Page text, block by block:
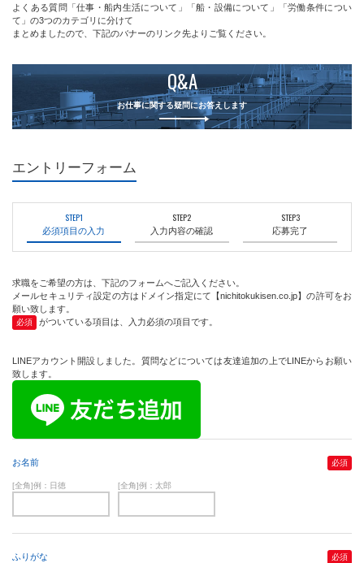
よくある質問「仕事・船内生活について」「船・設備について」「労働条件につい
て」の3つのカテゴリに分けて
まとめましたので、下記のバナーのリンク先よりご覧ください。
Q&A
お仕事に関する疑問にお答えします
エントリーフォーム
STEP1
必須項目の入力
STEP2
入力内容の確認
STEP3
応募完了
求職をご希望の方は、下記のフォームへご記入ください。
メールセキュリティ設定の方はドメイン指定にて【nichitokukisen.co.jp】の許可をお
願い致します。
必須 がついている項目は、入力必須の項目です。
LINEアカウント開設しました。質問などについては友達追加の上でLINEからお願い
致します。
必須
お名前
[全角]例：日徳 [全角]例：太郎
必須
ふりがな